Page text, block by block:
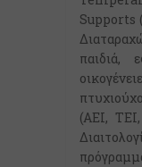
Supports
παιδιά,
(ΑΕΙ,